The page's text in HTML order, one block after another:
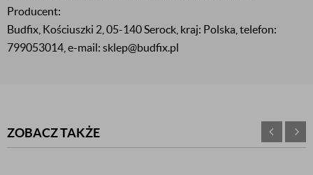
Producent:
Budfix, Kościuszki 2, 05-140 Serock, kraj: Polska, telefon:
799053014, e-mail: sklep@budfix.pl
ZOBACZ TAKŻE